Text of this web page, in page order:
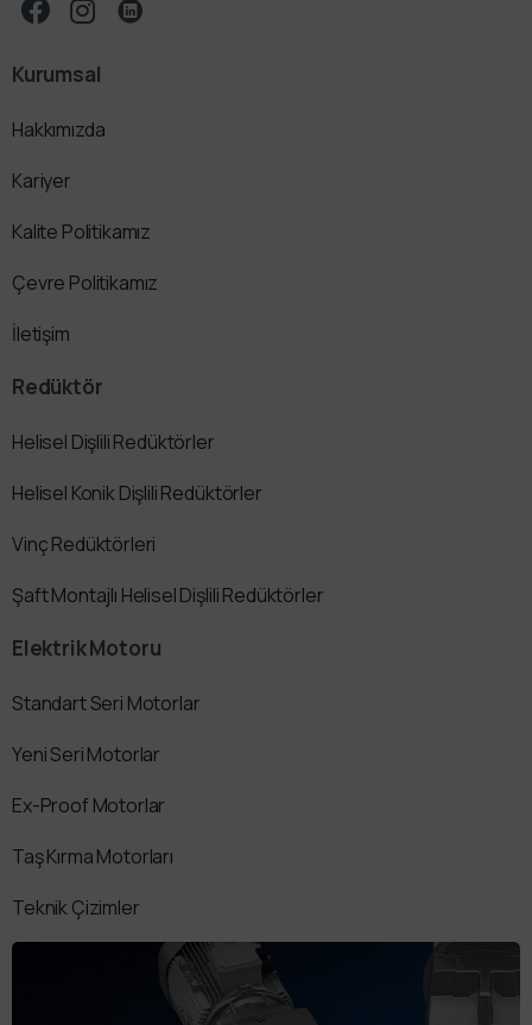
Kurumsal
Hakkımızda
Kariyer
Kalite Politikamız
Çevre Politikamız
İletişim
Redüktör
Helisel Dişlili Redüktörler
Helisel Konik Dişlili Redüktörler
Vinç Redüktörleri
Şaft Montajlı Helisel Dişlili Redüktörler
Elektrik Motoru
Standart Seri Motorlar
Yeni Seri Motorlar
Ex-Proof Motorlar
Taş Kırma Motorları
Teknik Çizimler